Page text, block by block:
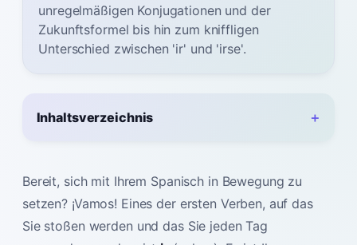
unregelmäßigen Konjugationen und der
Zukunftsformel bis hin zum kniffligen
Unterschied zwischen 'ir' und 'irse'.
Inhaltsverzeichnis
Bereit, sich mit Ihrem Spanisch in Bewegung zu
setzen? ¡Vamos! Eines der ersten Verben, auf das
Sie stoßen werden und das Sie jeden Tag